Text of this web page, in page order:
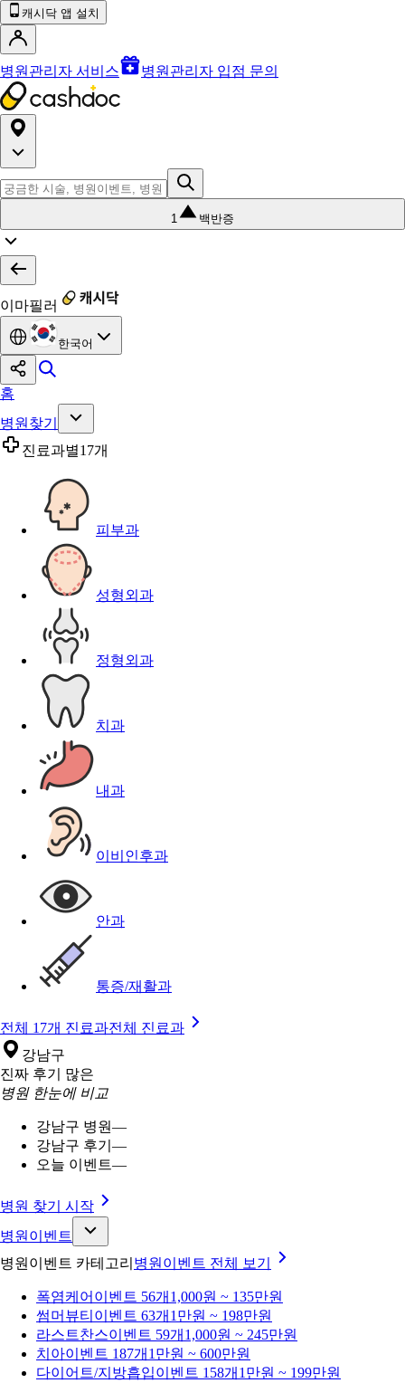
캐시닥 앱 설치
병원관리자 서비스 병원관리자 입점 문의
1 백반증
이마필러
한국어
홈
병원찾기
진료과별17개
피부과
성형외과
정형외과
치과
내과
이비인후과
안과
통증/재활과
전체 17개 진료과전체 진료과
강남구
진짜 후기 많은
병원 한눈에 비교
강남구 병원—
강남구 후기 —
오늘 이벤트—
병원 찾기 시작
병원이벤트
병원이벤트 카테고리 병원이벤트 전체 보기
폭염케어 이벤트 56개 1,000원 ~ 135만원
썸머뷰티 이벤트 63개 1만원 ~ 198만원
라스트찬스이벤트 59개 1,000원 ~ 245만원
치아이벤트 187개 1만원 ~ 600만원
다이어트/지방흡입이벤트 158개 1만원 ~ 199만원